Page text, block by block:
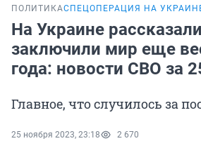
ПОЛИТИКАСПЕЦОПЕРАЦИЯ НА
На Украине
заключили мир еще
года: новости СВО за
Главное, что случилось за
25 ноября 2023, 23:18 2 670